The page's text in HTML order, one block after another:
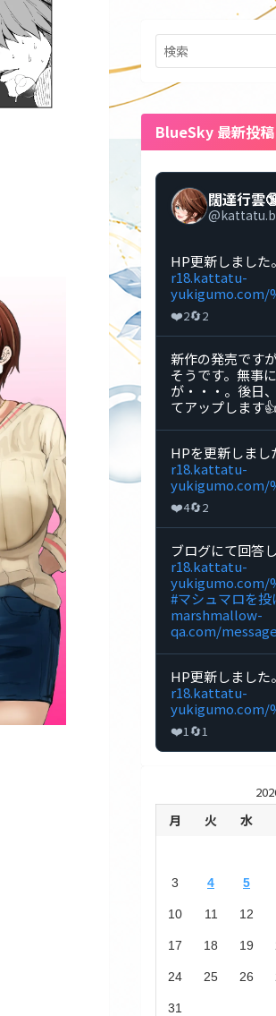
BlueSky 最新投稿
闊達行雲
@
Bluesky
で
闊
達
行
雲
🔞DL
同
人
制
作
の
稿
を
見
る
HP更新しました
r18.kattatu-
yukigumo.com/
❤️2🔄2
Bluesky
で
闊
達
行
雲
🔞DL
同
人
制
作
の
投
稿
を
見
る
新作の発売です
そうです。無事
が・・・。後日
てアップします👍
Bluesky
で
闊
達
行
雲
🔞DL
同
人
制
作
の
投
稿
見
る
HPを更新しまし
r18.kattatu-
yukigumo.com/
❤️4🔄2
Bluesky
で
闊
達
行
雲
🔞DL
同
人
制
作
の
投
稿
ブログにて回答
r18.kattatu-
yukigumo.com/
#マシュマロを投
marshmallow-
qa.com/
Bluesky
で
闊
達
行
雲
制
作
を
る
HP更新しました。
r18.kattatu-
yukigumo.com/
❤️1 🔄1
月 火 水
3 4 5
10 11 12
17 18 19
24 25 26
31